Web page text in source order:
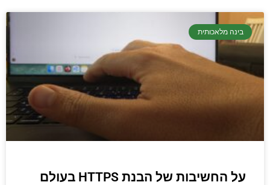
בינה מלאכותית
על החשיבות של הבנת HTTPS בעולם